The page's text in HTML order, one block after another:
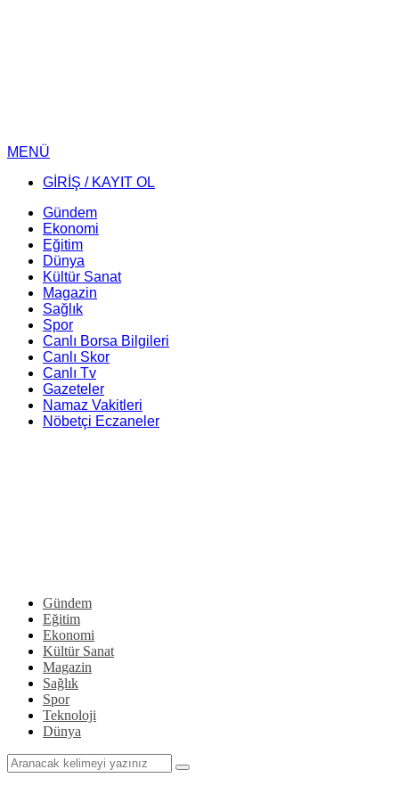
MENÜ
GİRİŞ / KAYIT OL
Gündem
Ekonomi
Eğitim
Dünya
Kültür Sanat
Magazin
Sağlık
Spor
Canlı Borsa Bilgileri
Canlı Skor
Canlı Tv
Gazeteler
Namaz Vakitleri
Nöbetçi Eczaneler
Gündem
Eğitim
Ekonomi
Kültür Sanat
Magazin
Sağlık
Spor
Teknoloji
Dünya